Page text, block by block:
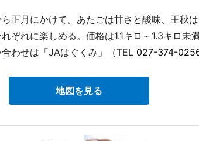
正月にかけて。あたごは甘さと酸味、王秋
ぞれに楽しめる。価格は1.1キロ～1.3キロ未
わせは「JAはぐくみ」（TEL 027-374-
地図を見る